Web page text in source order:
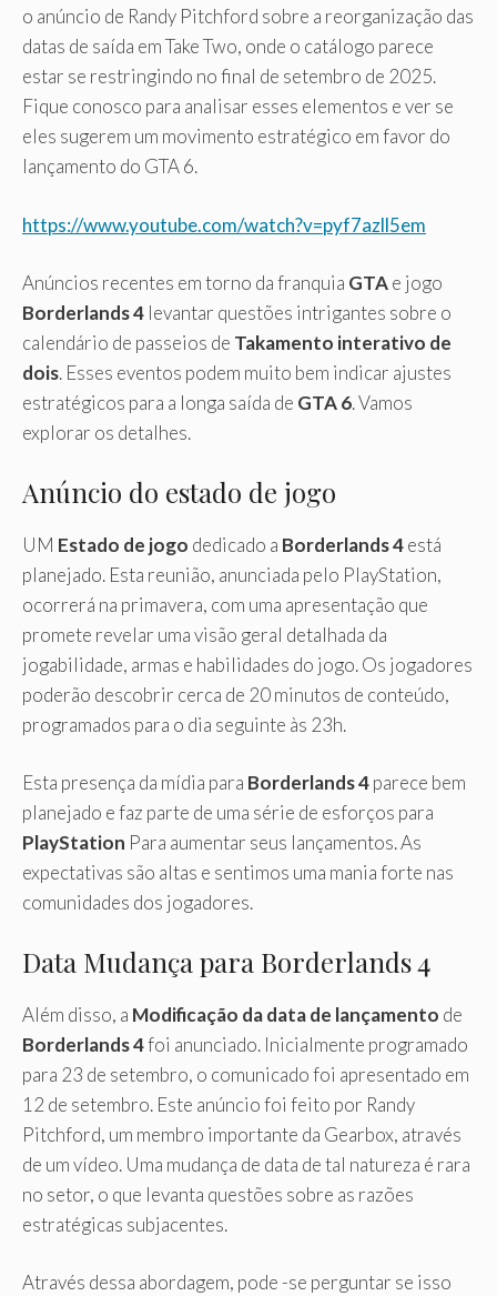
o anúncio de Randy Pitchford sobre a reorganização das
datas de saída em Take Two, onde o catálogo parece
estar se restringindo no final de setembro de 2025.
Fique conosco para analisar esses elementos e ver se
eles sugerem um movimento estratégico em favor do
lançamento do GTA 6.
https://www.youtube.com/watch?v=pyf7azll5em
Anúncios recentes em torno da franquia GTAe jogo
Borderlands 4 levantar questões intrigantes sobre o
calendário de passeios de Takamento interativo de
dois. Esses eventos podem muito bem indicar ajustes
estratégicos para a longa saída de GTA 6. Vamos
explorar os detalhes.
Anúncio do estado de jogo
UM Estado de jogo dedicado a Borderlands 4está
planejado. Esta reunião, anunciada pelo PlayStation,
ocorrerá na primavera, com uma apresentação que
promete revelar uma visão geral detalhada da
jogabilidade, armas e habilidades do jogo. Os jogadores
poderão descobrir cerca de 20 minutos de conteúdo,
programados para o dia seguinte às 23h.
Esta presença da mídia para Borderlands 4parece bem
planejado e faz parte de uma série de esforços para
PlayStation Para aumentar seus lançamentos. As
expectativas são altas e sentimos uma mania forte nas
comunidades dos jogadores.
Data Mudança para Borderlands 4
Além disso, a Modificação da data de lançamento de
Borderlands 4foi anunciado. Inicialmente programado
para 23 de setembro, o comunicado foi apresentado em
12 de setembro. Este anúncio foi feito por Randy
Pitchford, um membro importante da Gearbox, através
de um vídeo. Uma mudança de data de tal natureza é rara
no setor, o que levanta questões sobre as razões
estratégicas subjacentes.
Através dessa abordagem, pode -se perguntar se isso